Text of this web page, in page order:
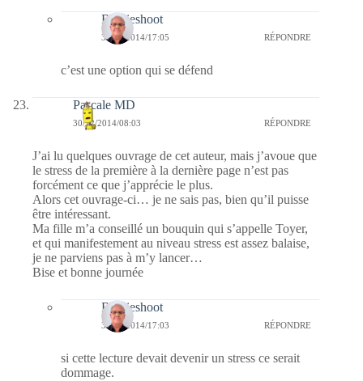
Bernieshoot
31/12/2014/17:05 RÉPONDRE
c’est une option qui se défend
Pascale MD
30/12/2014/08:03 RÉPONDRE
J’ai lu quelques ouvrage de cet auteur, mais j’avoue que
le stress de la première à la dernière page n’est pas
forcément ce que j’apprécie le plus.
Alors cet ouvrage-ci… je ne sais pas, bien qu’il puisse
être intéressant.
Ma fille m’a conseillé un bouquin qui s’appelle Toyer,
et qui manifestement au niveau stress est assez balaise,
je ne parviens pas à m’y lancer…
Bise et bonne journée
Bernieshoot
31/12/2014/17:03 RÉPONDRE
si cette lecture devait devenir un stress ce serait
dommage.